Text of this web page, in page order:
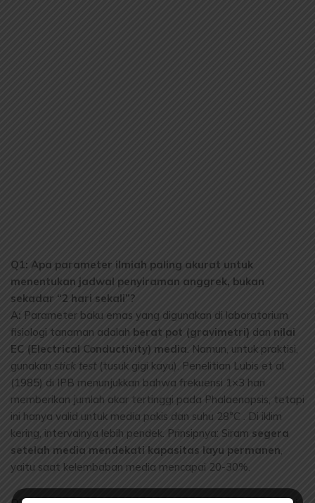
Q1: Apa parameter ilmiah paling akurat untuk
menentukan jadwal penyiraman anggrek, bukan
sekadar “2 hari sekali”?
A: Parameter baku emas yang digunakan di laboratorium
fisiologi tanaman adalah berat pot (gravimetri) dan nilai
EC (Electrical Conductivity) media. Namun, untuk praktisi,
gunakan stick test (tusuk gigi kayu). Penelitian Lubis et al.
(1985) di IPB menunjukkan bahwa frekuensi 1×3 hari
memberikan jumlah akar tertinggi pada Phalaenopsis, tetapi
ini hanya valid untuk media pakis dan suhu 28°C . Di iklim
kering, intervalnya lebih pendek. Prinsipnya: Siram segera
setelah media mendekati kapasitas layu permanen,
yaitu saat kelembaban media mencapai 20-30%.